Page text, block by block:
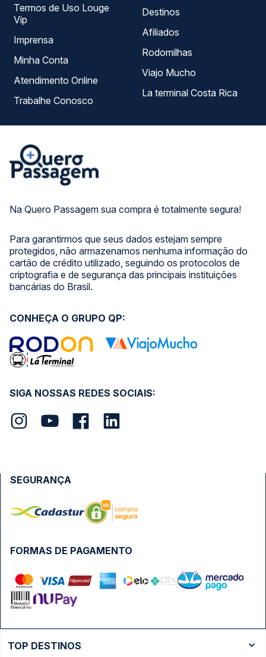
Na Quero Passagem sua compra é totalmente segura!
Para garantirmos que seus dados estejam sempre
protegidos, não armazenamos nenhuma informação do
cartão de crédito utilizado, seguindo os protocolos de
criptografia e de segurança das principais instituições
bancárias do Brasil.
Termos de Uso Louge
Vip
Imprensa
Minha Conta
Atendimento Online
Trabalhe Conosco
Destinos
Afiliados
Rodomilhas
Viajo Mucho
La terminal Costa Rica
SIGA NOSSAS REDES SOCIAIS:
CONHEÇA O GRUPO QP:
FORMAS DE PAGAMENTO
SEGURANÇA
TOP DESTINOS